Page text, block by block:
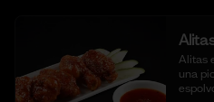
Alitas
una